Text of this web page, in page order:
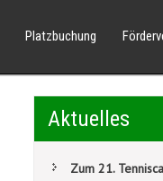
Platzbuchung
Aktuelles
Zum 21.